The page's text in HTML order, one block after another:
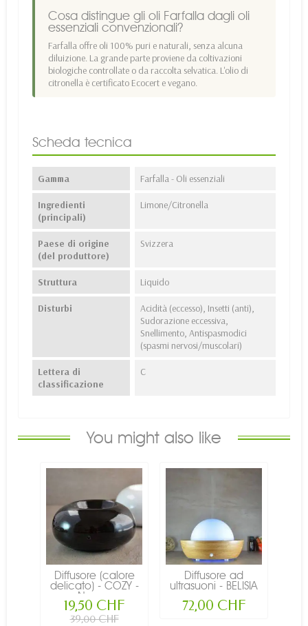
Cosa distingue gli oli Farfalla dagli oli
essenziali convenzionali?
Farfalla offre oli 100% puri e naturali, senza alcuna
diluizione. La grande parte proviene da coltivazioni
biologiche controllate o da raccolta selvatica. L'olio di
citronella è certificato Ecocert e vegano.
Scheda tecnica
Gamma Farfalla - Oli essenziali
Ingredienti
(principali)
Limone/Citronella
Paese di origine
(del produttore)
Svizzera
Struttura Liquido
Disturbi
Acidità (eccesso), Insetti (anti),
Sudorazione eccessiva,
Snellimento, Antispasmodici
(spasmi nervosi/muscolari)
Lettera di
classificazione
C
You might also like
Diffusore (calore
delicato) - COZY -
Nero...
19,50 CHF
39,00 CHF
Diffusore ad
ultrasuoni - BELISIA
72,00 CHF